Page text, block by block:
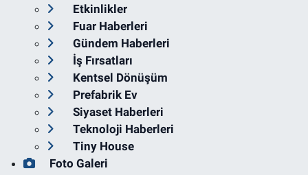
Etkinlikler
Fuar Haberleri
Gündem Haberleri
İş Fırsatları
Kentsel Dönüşüm
Prefabrik Ev
Siyaset Haberleri
Teknoloji Haberleri
Tiny House
Foto Galeri